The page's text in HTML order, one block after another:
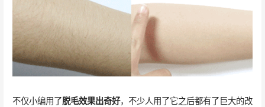
不仅小编用了脱毛效果出奇好，不少人用了它之后都有了巨大的改